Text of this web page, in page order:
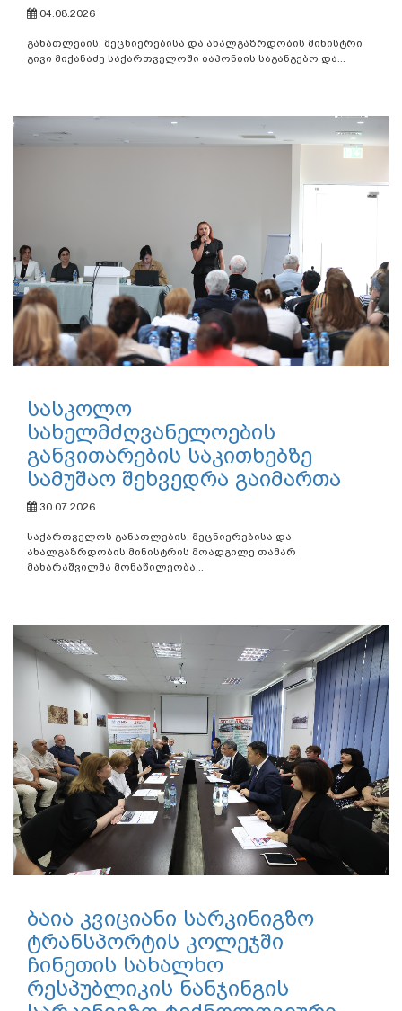
04.08.2026
განათლების, მეცნიერებისა და ახალგაზრდობის მინისტრი
გივი მიქანაძე საქართველოში იაპონიის საგანგებო და...
სასკოლო
სახელმძღვანელოების
განვითარების საკითხებზე
სამუშაო შეხვედრა გაიმართა
30.07.2026
საქართველოს განათლების, მეცნიერებისა და
ახალგაზრდობის მინისტრის მოადგილე თამარ
მახარაშვილმა მონაწილეობა...
ბაია კვიციანი სარკინიგზო
ტრანსპორტის კოლეჯში
ჩინეთის სახალხო
რესპუბლიკის ნანჯინგის